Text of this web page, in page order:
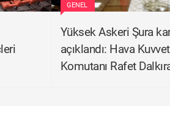
GENEL
Yüksek Askeri Şura
açıklandı: Hava
Komutanı Rafet